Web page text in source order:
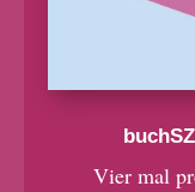
Vier mal